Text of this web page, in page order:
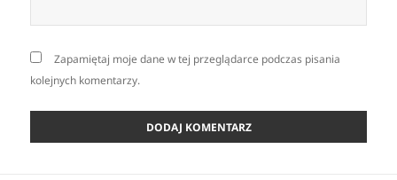
Zapamiętaj moje dane w tej przeglądarce podczas pisania
kolejnych komentarzy.